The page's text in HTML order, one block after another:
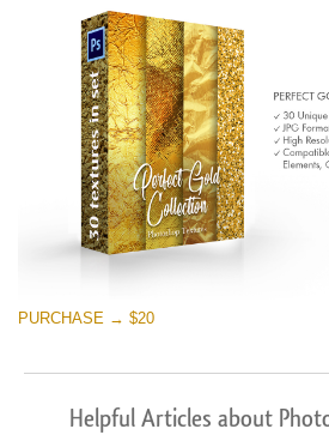
PURCHASE → $20
Helpful Articles about